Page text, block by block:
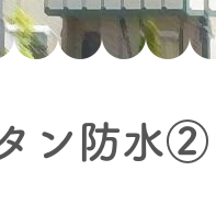
ン防水②